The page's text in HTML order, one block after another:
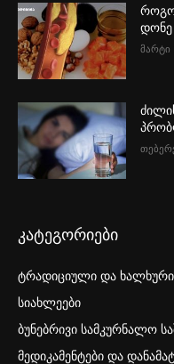
დონე
მარტი
კატეგორიები
ტრადიციული და
სიახლეები
ბუნებრივი სამკურნალო
მედიკამენტები და